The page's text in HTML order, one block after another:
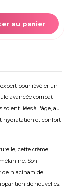
au panier
pour révéler un
avancée combat
liées à l'âge, au
hydratation et confort
cette crème
Son
de niacinamide
de nouvelles.